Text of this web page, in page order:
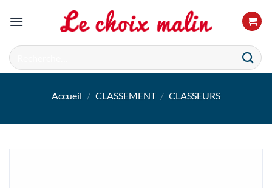
Recherche
pour :
Accueil / CLASSEMENT / CLASSEURS